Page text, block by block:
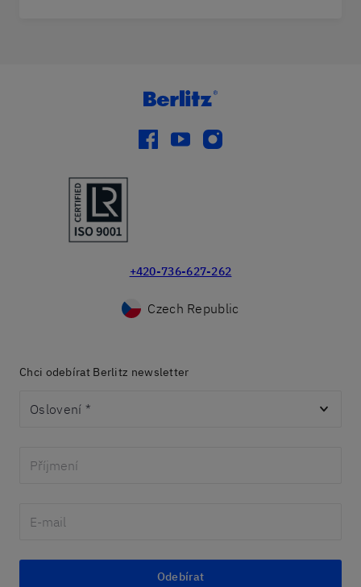
facebook
youtubeinstagram
+420-736-627-262
Czech Republic
Chci odebírat Berlitz newsletter
Odebírat